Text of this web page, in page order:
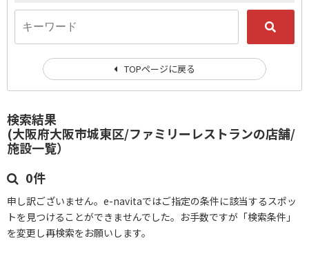
検索結果
(大阪府大阪市城東区/ファミリーレストランの店舗/
施設一覧）
0件
申し訳ございません。e-navitaではご指定の条件に該当するスポッ
トを見つけることができませんでした。お手数ですが「検索条件」
を変更し再検索をお願いします。
TOPページに戻る